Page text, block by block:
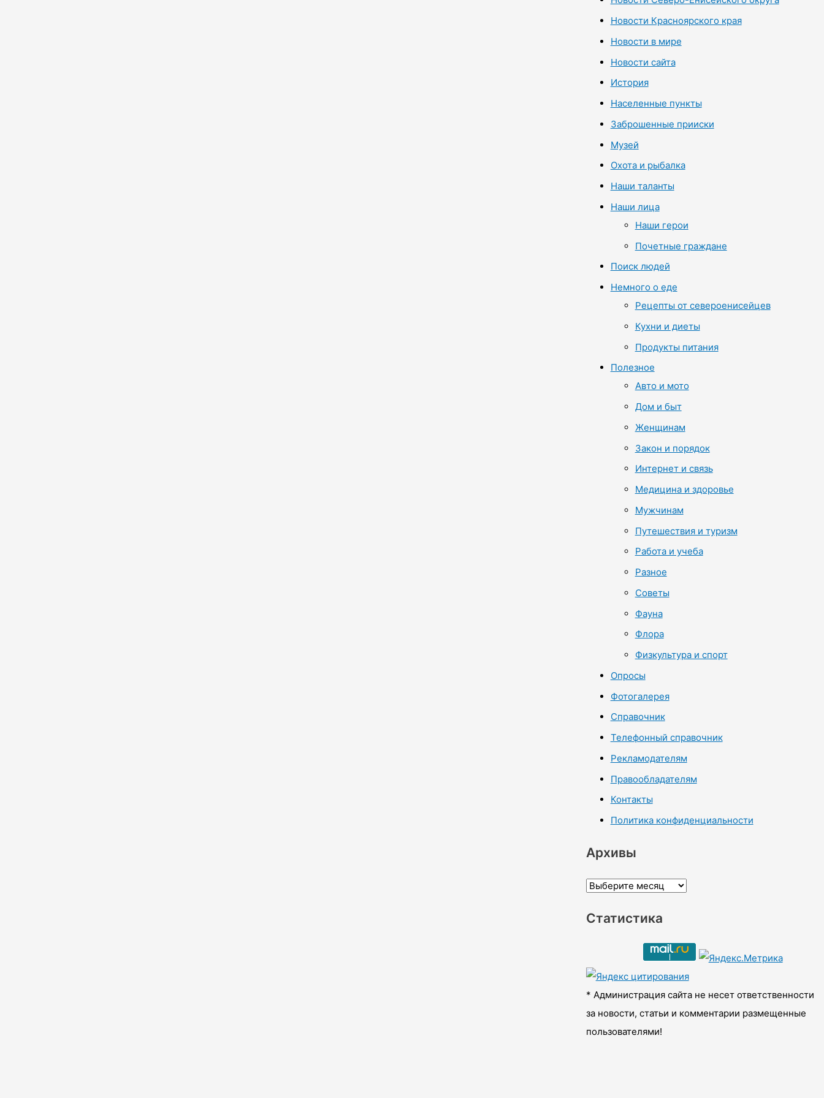
Новости Красноярского края
Новости в мире
Новости сайта
История
Населенные пункты
Заброшенные прииски
Музей
Охота и рыбалка
Наши таланты
Наши лица
Наши герои
Почетные граждане
Поиск людей
Немного о еде
Рецепты от североенисейцев
Кухни и диеты
Продукты питания
Полезное
Авто и мото
Дом и быт
Женщинам
Закон и порядок
Интернет и связь
Медицина и здоровье
Мужчинам
Путешествия и туризм
Работа и учеба
Разное
Советы
Фауна
Флора
Физкультура и спорт
Опросы
Фотогалерея
Справочник
Телефонный справочник
Рекламодателям
Правообладателям
Контакты
Политика конфиденциальности
Архивы
А
х
ы
Статистика
* Администрация сайта не несет ответственности
за новости, статьи и комментарии размещенные
пользователями!